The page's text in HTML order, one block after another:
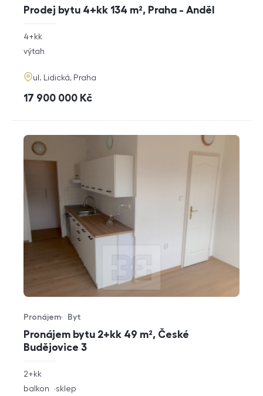
Prodej bytu 4+kk 134 m², Praha - Anděl
rozměry
4+kk
funkce
výtah
adresa
ul. Lidická, Praha
cena
17 900 000 Kč
Pronájem bytu 2+kk 49 m², České
Budějovice 3
Typ nabídky
Pronájem
Typ nemovitosti
Byt
rozměry
2+kk
funkce
balkon sklep